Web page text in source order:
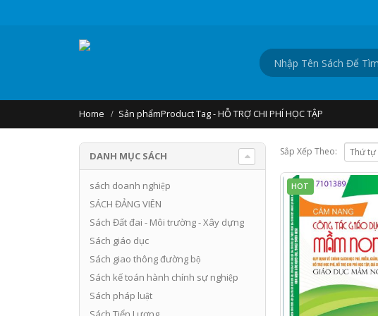
Home Sản phẩmProduct Tag -HỖ TRỢ CHI PHÍ HỌC TẬP
Sắp Xếp Theo:
HOT
DANH MỤC SÁCH
sách doanh nghiệp
SÁCH ĐẢNG VIÊN
Sách Đất đai - Môi trường - Xây dựng
Sách giáo dục
Sách giao thông đường bộ
Sách kế toán hành chính sự nghiệp
Sách pháp luật